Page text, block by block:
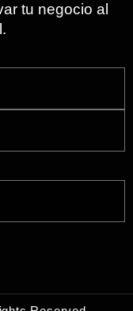
tu negocio al